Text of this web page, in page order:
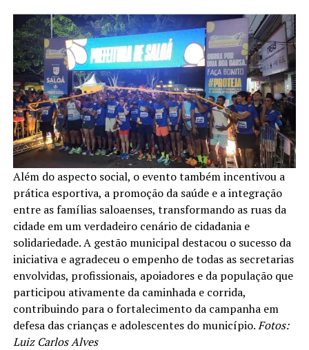
Além do aspecto social, o evento também incentivou a
prática esportiva, a promoção da saúde e a integração
entre as famílias saloaenses, transformando as ruas da
cidade em um verdadeiro cenário de cidadania e
solidariedade. A gestão municipal destacou o sucesso da
iniciativa e agradeceu o empenho de todas as secretarias
envolvidas, profissionais, apoiadores e da população que
participou ativamente da caminhada e corrida,
contribuindo para o fortalecimento da campanha em
defesa das crianças e adolescentes do município.Fotos:
Luiz Carlos Alves